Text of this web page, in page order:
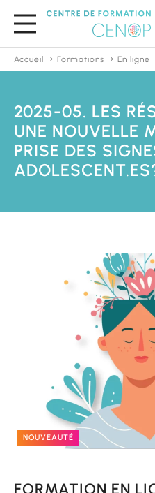
principal
Accueil Formations En ligne
2025-05. LES
UNE NOUVELLE
PRISE DES
NOUVEAUTÉ
FORMATION EN